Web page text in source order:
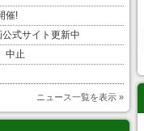
催!
式サイト更新中
中止
ニュース一覧を表示 »